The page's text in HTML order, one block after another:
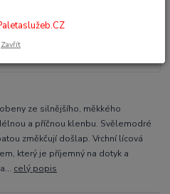
ze silnějšího, měkkého
a příčnou klenbu. Svělemodré
změkčují došlap. Vrchní lícová
který je příjemný na dotyk a
celý popis
Zavřít